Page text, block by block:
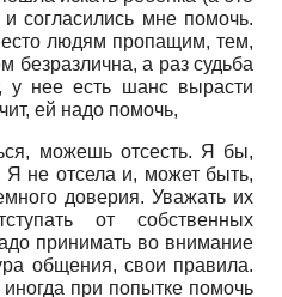
согласились мне помочь.
людям пропащим, тем,
безразлична, а раз судьба
у нее есть шанс вырасти
ей надо помочь,
можешь отсесть. Я бы,
Я не отсела и, может быть,
доверия. Уважать их
от собственных
принимать во внимание
общения, свои правила.
при попытке помочь